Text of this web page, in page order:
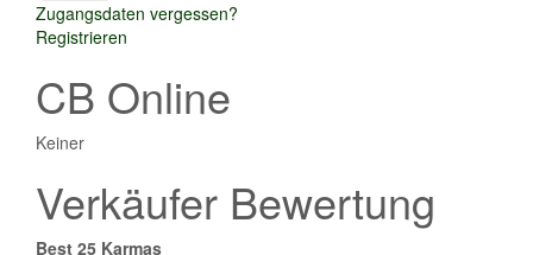
Zugangsdaten vergessen?
Registrieren
CB Online
Keiner
Verkäufer Bewertung
Best 25 Karmas